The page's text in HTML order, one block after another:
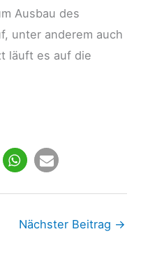
Ausbau des
unter anderem auch
läuft es auf die
Nächster Beitrag →